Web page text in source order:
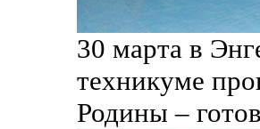
30 марта в
техникуме
Родины –